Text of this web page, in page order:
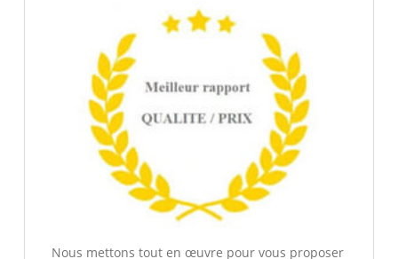
Nous mettons tout en œuvre pour vous proposer